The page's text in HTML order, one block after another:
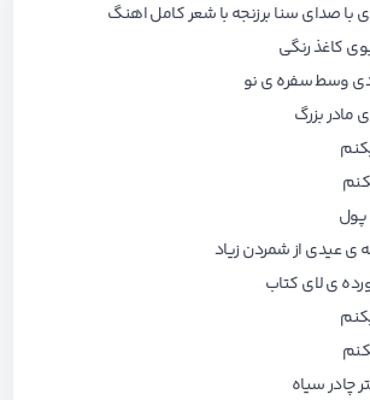
با صدای سنا برزنجه با شعر کامل اهنگ
کاغذ رنگی
وسط سفره ی نو
مادر بزرگ
از شمردن زیاد
ی لای کتاب
چادر سیاه